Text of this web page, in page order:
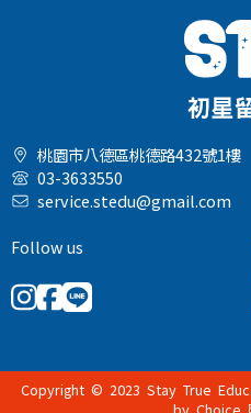
桃園市八德區桃德路432號1樓
03-3633550
service.stedu@gmail.com
Follow us
Copyright © 2023 Stay True
by Choice